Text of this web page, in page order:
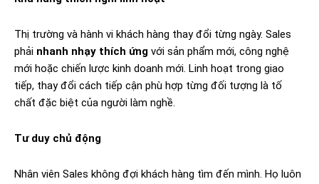
Thị trường và hành vi khách hàng thay đổi từng ngày. Sales
phải nhanh nhạy thích ứng với sản phẩm mới, công nghệ
mới hoặc chiến lược kinh doanh mới. Linh hoạt trong giao
tiếp, thay đổi cách tiếp cận phù hợp từng đối tượng là tố
chất đặc biệt của người làm nghề.
Tư duy chủ động
Nhân viên Sales không đợi khách hàng tìm đến mình. Họ luôn